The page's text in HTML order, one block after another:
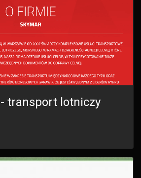
transport lotniczy